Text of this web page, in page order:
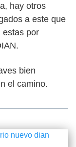
hay otros
a este que
estas por
bien
el camino.